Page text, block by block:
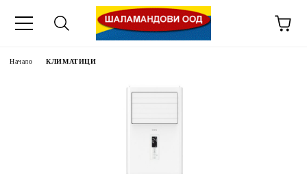
Начало КЛИМАТИЦИ